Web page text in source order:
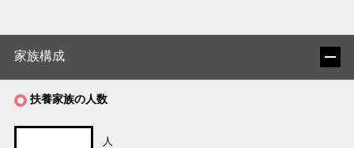
家族構成
扶養家族の人数
人